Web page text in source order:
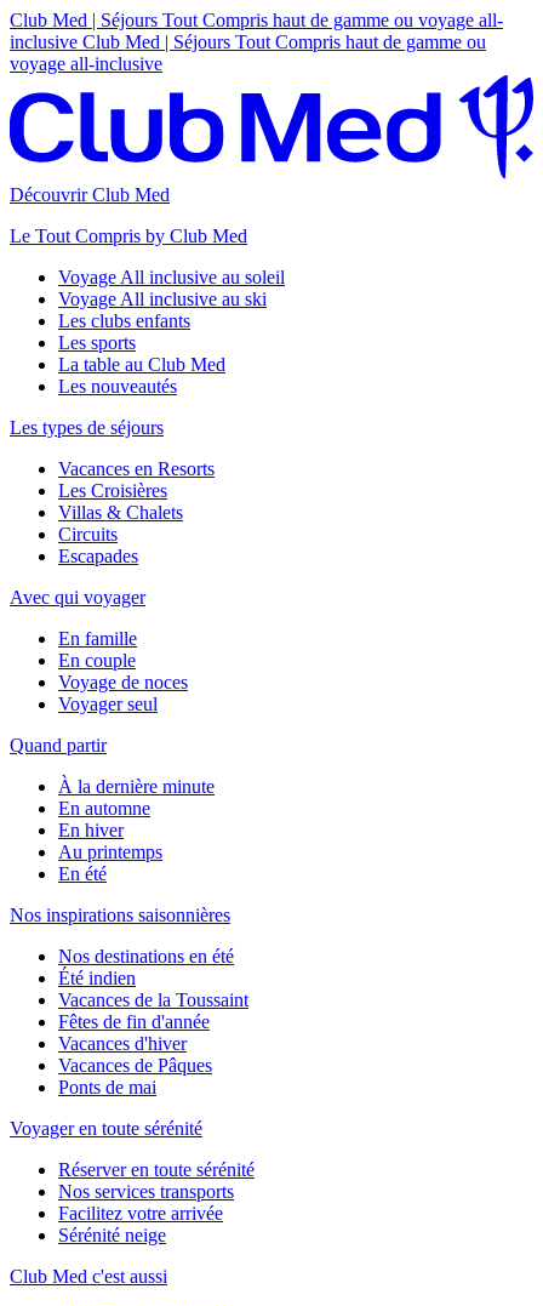
Club Med | Séjours Tout Compris haut de gamme ou voyage all-
inclusive Club Med | Séjours Tout Compris haut de gamme ou
voyage all-inclusive
Découvrir Club Med
Le Tout Compris by Club Med
Voyage All inclusive au soleil
Voyage All inclusive au ski
Les clubs enfants
Les sports
La table au Club Med
Les nouveautés
Les types de séjours
Vacances en Resorts
Les Croisières
Villas & Chalets
Circuits
Escapades
Avec qui voyager
En famille
En couple
Voyage de noces
Voyager seul
Quand partir
À la dernière minute
En automne
En hiver
Au printemps
En été
Nos inspirations saisonnières
Nos destinations en été
Été indien
Vacances de la Toussaint
Fêtes de fin d'année
Vacances d'hiver
Vacances de Pâques
Ponts de mai
Voyager en toute sérénité
Réserver en toute sérénité
Nos services transports
Facilitez votre arrivée
Sérénité neige
Club Med c'est aussi